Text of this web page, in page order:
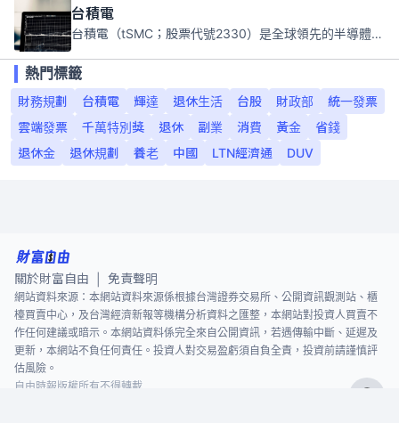
台積電
台積電（tSMC；股票代號2330）是全球領先的半導體代工公司，成立於1987年，總部位於台灣新竹。且已於美國、日本、德國及中國設廠，台積電是全球首家專業積體電路製造服務公司，也是全球最先進和最大規模的半導體代工廠。
熱門標籤
財務規劃
台積電 輝達 退休生活 台股 財政部
統一發票
雲端發票
千萬特別獎 退休 副業 消費 黃金
省錢
退休金
退休規劃 養老 中國 LTN經濟通 DUV
關於財富自由 免責聲明
網站資料來源：本網站資料來源係根據台灣證券交易所、公開資訊觀測站、櫃
檯買賣中心，及台灣經濟新報等機構分析資料之匯整，本網站對投資人買賣不
作任何建議或暗示。本網站資料係完全來自公開資訊，若遇傳輸中斷、延遲及
更新，本網站不負任何責任。投資人對交易盈虧須自負全責，投資前請謹慎評
估風險。
自由時報版權所有不得轉載